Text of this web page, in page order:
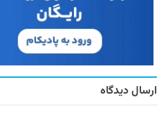
ارسال دیدگاه